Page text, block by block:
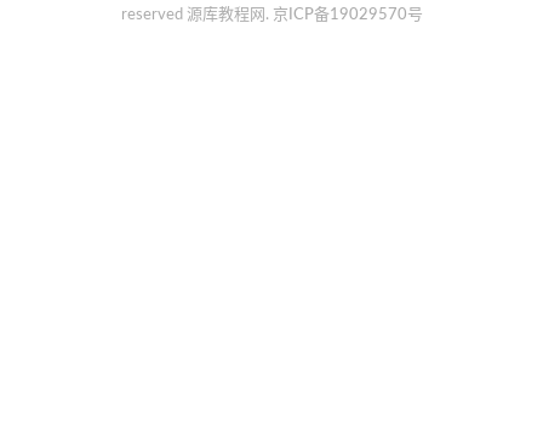
reserved 源库教程网. 京ICP备19029570号